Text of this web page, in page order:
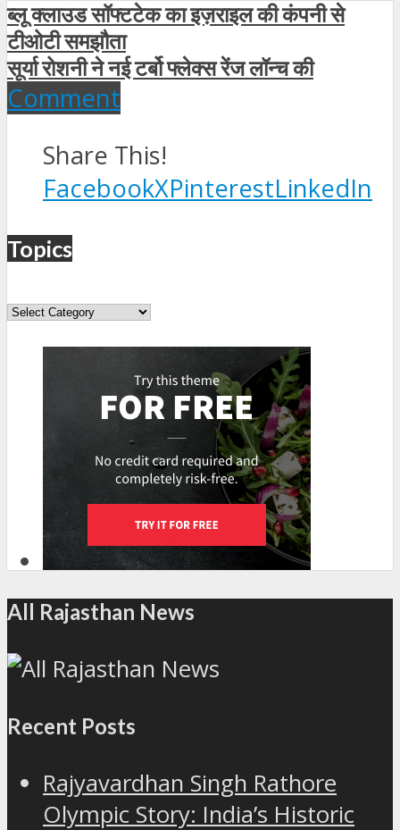
ब्लू क्लाउड सॉफ्टटेक का इज़राइल की कंपनी से
टीओटी समझौता
सूर्या रोशनी ने नई टर्बो फ्लेक्स रेंज लॉन्च की
Comment
Share This!
FacebookXPinterestLinkedIn
Topics
Topics
All Rajasthan News
Recent Posts
Rajyavardhan Singh Rathore
Olympic Story: India’s Historic